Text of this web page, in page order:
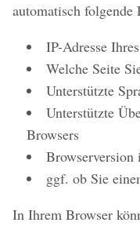
automatisch folgende
IP-Adresse
Welche Seite
Unterstützte
Unterstützte
Browsers
Browserversion
ggf. ob Sie
In Ihrem Browser